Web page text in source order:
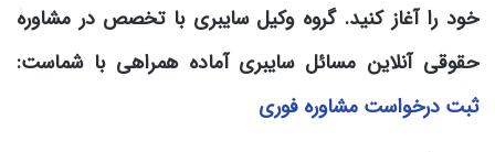
خود را آغاز کنید. گروه وکیل سایبری با تخصص در مشاورۀ
حقوقی آنلاین مسائل سایبری آماده همراهی با شماست:
ثبت درخواست مشاوره فوری